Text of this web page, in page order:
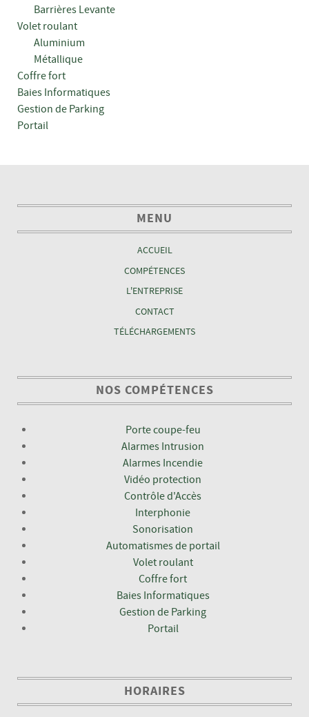
Barrières Levante
Volet roulant
Aluminium
Métallique
Coffre fort
Baies Informatiques
Gestion de Parking
Portail
MENU
ACCUEIL
COMPÉTENCES
L'ENTREPRISE
CONTACT
TÉLÉCHARGEMENTS
NOS COMPÉTENCES
Porte coupe-feu
Alarmes Intrusion
Alarmes Incendie
Vidéo protection
Contrôle d'Accès
Interphonie
Sonorisation
Automatismes de portail
Volet roulant
Coffre fort
Baies Informatiques
Gestion de Parking
Portail
HORAIRES